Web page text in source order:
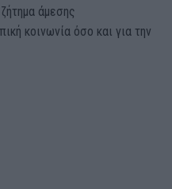
άμεσης
κοινωνία όσο και για την